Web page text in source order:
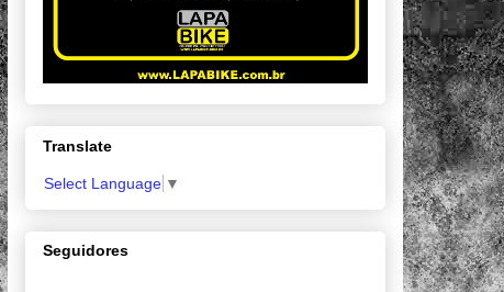
Translate
Select Language ▼
Seguidores